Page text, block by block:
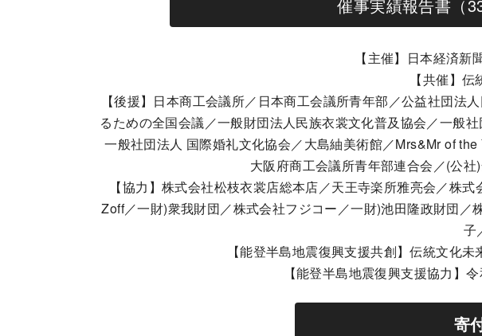
催事実績報告書（
【主催】日本経済
【共催】
【後援】日本商工会議所／日本商工会議所青年部／公益社団
るための全国会議／一般財団法人民族衣裳文化普及協会／一般
一般社団法人 国際婚礼文化協会／大島紬美術館／Mrs&Mr of
大阪府商工会議所青年部連合会／(公
【協力】株式会社松枝衣裳店総本店／天王寺楽所雅亮会／株
Zoff／一財)衆我財団／株式会社フジコー／一財)池田隆政財団
子
【能登半島地震復興支援共創】伝統文化
【能登半島地震復興支援協力】
寄